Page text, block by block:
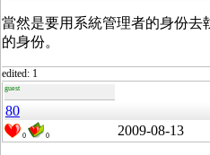
當然是要用系統管理者的身份去
的身份。
edited: 1
guest
80
0 0 2009-08-13